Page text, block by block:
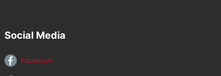
Social Media
Facebook